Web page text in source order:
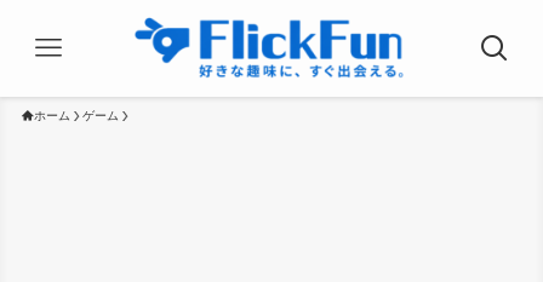
ホーム ゲーム